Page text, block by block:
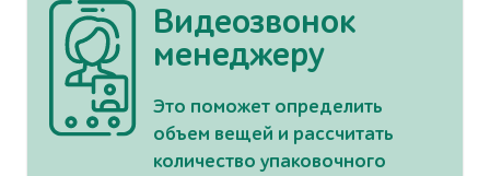
Видеозвонок
менеджеру
Это поможет определить
объем вещей и рассчитать
количество упаковочного